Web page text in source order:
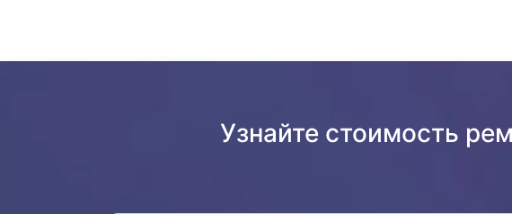
Узнайте стоимость